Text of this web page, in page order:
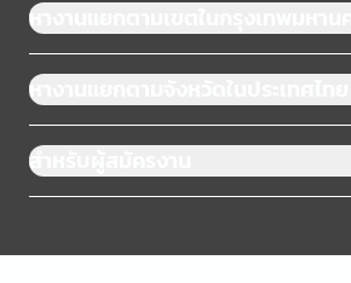
หางานแยกตามเขตในกรุงเทพมหานคร
หางานแยกตามจังหวัดในประเทศไทย
สำหรับผู้สมัครงาน